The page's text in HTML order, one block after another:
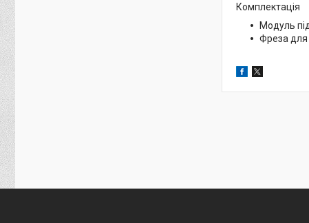
Комплектація
Модуль
Фреза